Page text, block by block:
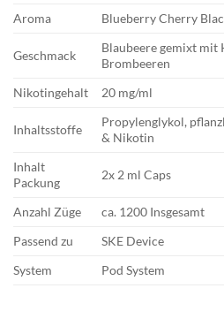
Aroma
Blueberry Cherry
Geschmack
Blaubeere gemixt mit
Brombeeren
Nikotingehalt
20 mg/ml
Inhaltsstoffe
Propylenglykol,
& Nikotin
Inhalt
Packung
2x 2 ml Caps
Anzahl Züge
ca. 1200 Insgesamt
Passend zu
SKE Device
System
Pod System